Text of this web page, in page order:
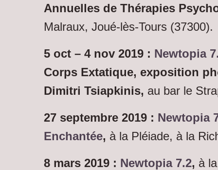
Annuelles de Thérapies
Malraux, Joué-lès-Tours (37300).
5 oct – 4 nov 2019 : Newtopia
Corps Extatique, exposition
Dimitri Tsiapkinis, au bar le
27 septembre 2019 : Newtopia
Enchantée, à la Pléiade, à la
8 mars 2019 : Newtopia 7.2, à